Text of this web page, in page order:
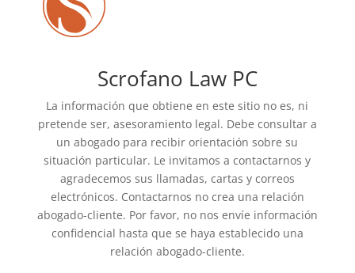
Scrofano Law PC
La información que obtiene en este sitio no es, ni
pretende ser, asesoramiento legal. Debe consultar a
un abogado para recibir orientación sobre su
situación particular. Le invitamos a contactarnos y
agradecemos sus llamadas, cartas y correos
electrónicos. Contactarnos no crea una relación
abogado-cliente. Por favor, no nos envíe información
confidencial hasta que se haya establecido una
relación abogado-cliente.